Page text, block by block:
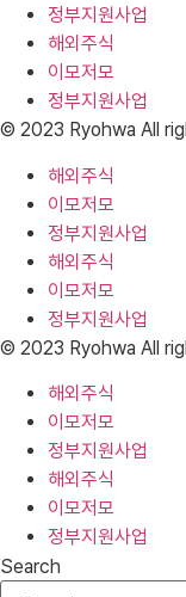
정부지원사업
해외주식
이모저모
정부지원사업
© 2023 Ryohwa All
해외주식
이모저모
정부지원사업
해외주식
이모저모
정부지원사업
© 2023 Ryohwa All
해외주식
이모저모
정부지원사업
해외주식
이모저모
정부지원사업
Search